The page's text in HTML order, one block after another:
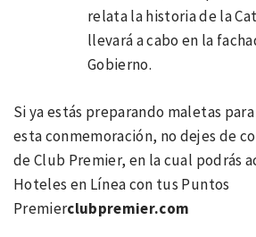
relata la historia de la
llevará a cabo en la
Gobierno.
Si ya estás preparando maletas
esta conmemoración, no dejes de
de Club Premier, en la cual podrás
Hoteles en Línea con tus Puntos
Premierclubpremier.com